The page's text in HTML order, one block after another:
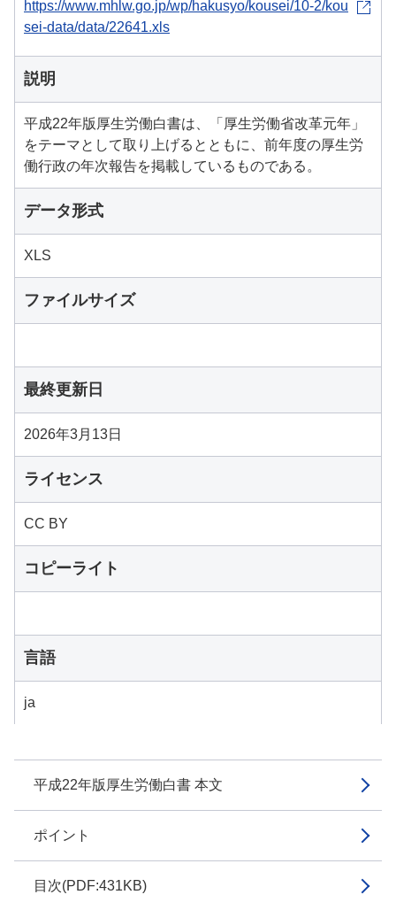
平成22年版厚生労働白書 本文
ポイント
目次(PDF:431KB)
https://www.mhlw.go.jp/wp/hakusyo/kousei/10-2/kou
sei-data/data/22641.xls
説明
平成22年版厚生労働白書は、「厚生労働省改革元年」
をテーマとして取り上げるとともに、前年度の厚生労
働行政の年次報告を掲載しているものである。
データ形式
XLS
ファイルサイズ
最終更新日
2026年3月13日
ライセンス
CC BY
コピーライト
言語
ja